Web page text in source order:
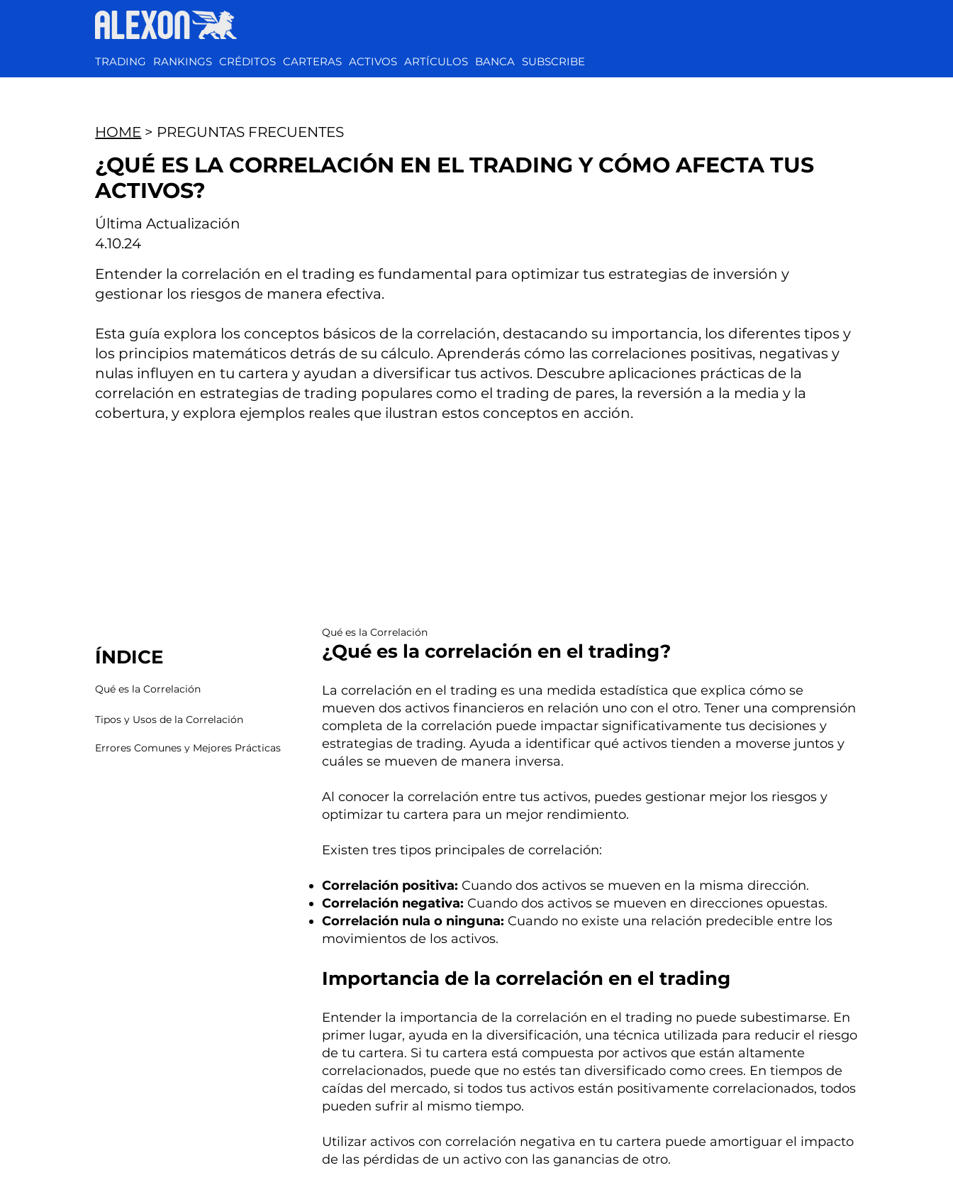
TRADING RANKINGS CRÉDITOS CARTERAS ACTIVOS ARTÍCULOS BANCA SUBSCRIBE
Qué es la Correlación
¿Qué es la correlación en el trading?
La correlación en el trading es una medida estadística que explica cómo se
mueven dos activos financieros en relación uno con el otro. Tener una comprensión
completa de la correlación puede impactar significativamente tus decisiones y
estrategias de trading. Ayuda a identificar qué activos tienden a moverse juntos y
cuáles se mueven de manera inversa.
Al conocer la correlación entre tus activos, puedes gestionar mejor los riesgos y
optimizar tu cartera para un mejor rendimiento.
Existen tres tipos principales de correlación:
Correlación positiva: Cuando dos activos se mueven en la misma dirección.
Correlación negativa: Cuando dos activos se mueven en direcciones opuestas.
Correlación nula o ninguna: Cuando no existe una relación predecible entre los
movimientos de los activos.
Importancia de la correlación en el trading
Entender la importancia de la correlación en el trading no puede subestimarse. En
primer lugar, ayuda en la diversificación, una técnica utilizada para reducir el riesgo
de tu cartera. Si tu cartera está compuesta por activos que están altamente
correlacionados, puede que no estés tan diversificado como crees. En tiempos de
caídas del mercado, si todos tus activos están positivamente correlacionados, todos
pueden sufrir al mismo tiempo.
Utilizar activos con correlación negativa en tu cartera puede amortiguar el impacto
de las pérdidas de un activo con las ganancias de otro.
ÍNDICE
Qué es la Correlación
Tipos y Usos de la Correlación
Errores Comunes y Mejores Prácticas
Última Actualización
4.10.24
HOME > PREGUNTAS FRECUENTES
¿QUÉ ES LA CORRELACIÓN EN EL TRADING Y CÓMO AFECTA TUS
ACTIVOS?
Entender la correlación en el trading es fundamental para optimizar tus estrategias de inversión y
gestionar los riesgos de manera efectiva.
Esta guía explora los conceptos básicos de la correlación, destacando su importancia, los diferentes tipos y
los principios matemáticos detrás de su cálculo. Aprenderás cómo las correlaciones positivas, negativas y
nulas influyen en tu cartera y ayudan a diversificar tus activos. Descubre aplicaciones prácticas de la
correlación en estrategias de trading populares como el trading de pares, la reversión a la media y la
cobertura, y explora ejemplos reales que ilustran estos conceptos en acción.